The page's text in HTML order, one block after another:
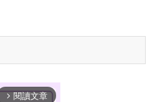
arrow_forward_ios 閱讀文章